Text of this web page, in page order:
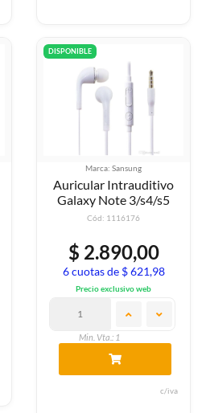
DISPONIBLE
Marca: Sansung
Auricular Intrauditivo
Galaxy Note 3/s4/s5
Cód: 1116176
$ 2.890,00
6 cuotas de $ 621,98
Precio exclusivo web
Min. Vta.: 1
c/iva